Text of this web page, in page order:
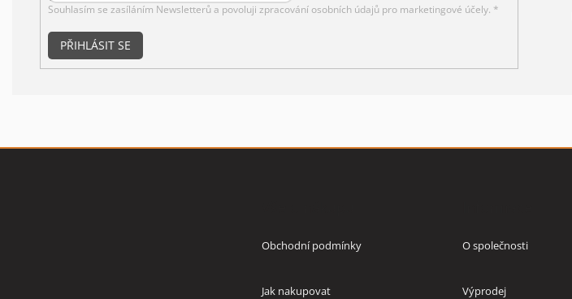
Souhlasím se zasíláním Newsletterů a povoluji zpracování osobních údajů pro marketingové účely. *
PŘIHLÁSIT SE
Z
Obchodní podmínky
Jak nakupovat
O společnosti
Výprodej